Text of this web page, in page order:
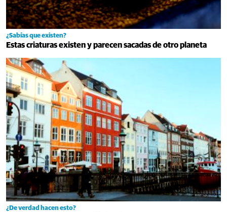
¿Sabías que existen?
Estas criaturas existen y parecen sacadas de otro planeta
¿De verdad hacen esto?